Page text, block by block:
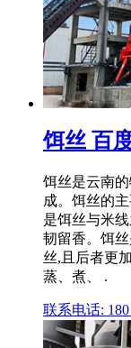
饵丝 百
饵丝是云南
成。饵丝的
是饵丝与米
韧留香。饵
丝,且后者更
蒸、煮、 .
联系电话: 180